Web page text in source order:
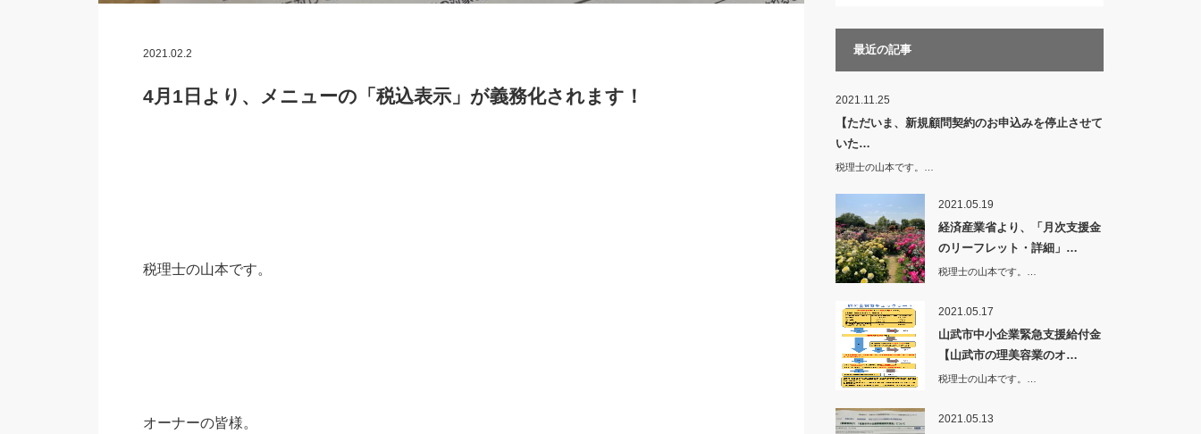
2021.02.2
4月1日より、メニューの「税込表示」が義務化されます！
税理士の山本です。
オーナーの皆様。
最近の記事
2021.11.25
【ただいま、新規顧問契約のお申込みを停止させて
いた…
税理士の山本です。…
2021.05.19
経済産業省より、「月次支援金
のリーフレット・詳細」…
税理士の山本です。…
2021.05.17
山武市中小企業緊急支援給付金
【山武市の理美容業のオ…
税理士の山本です。…
2021.05.13